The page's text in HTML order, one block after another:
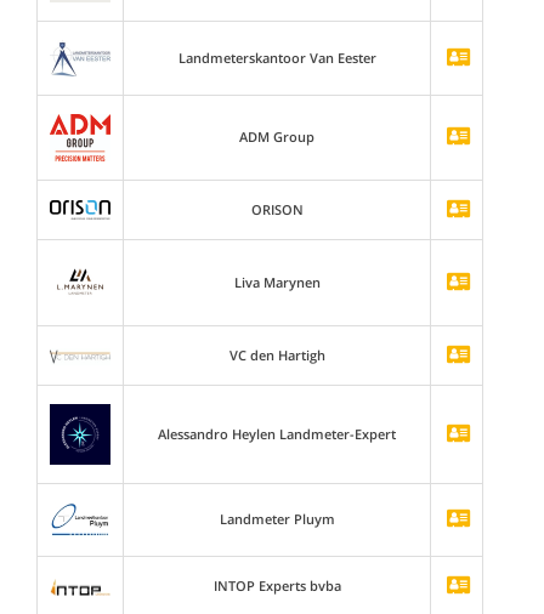
Landmeterskantoor Van Eester
ADM Group
ORISON
Liva Marynen
VC den Hartigh
Alessandro Heylen Landmeter-Expert
Landmeter Pluym
INTOP Experts bvba